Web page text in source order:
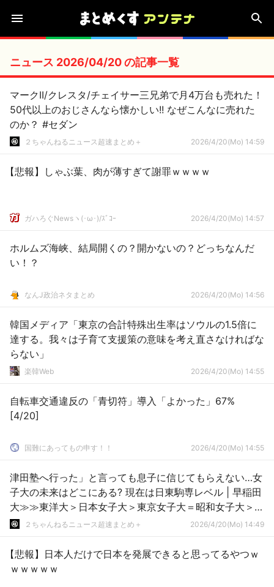
ニュース 2026/04/20 の記事一覧
マークII/クレスタ/チェイサー三兄弟で月4万台も売れた！
50代以上のおじさんなら懐かしい!! なぜこんなに売れた
のか？ #セダン
２ちゃんねるニュース超速まとめ＋ 2026/4/20(Mo) 14:59
【悲報】しゃぶ葉、肉が薄すぎて謝罪ｗｗｗｗ
ガハろぐNewsヽ(･ω･)/ｽﾞｺｰ 2026/4/20(Mo) 14:57
ホルムズ海峡、結局開くの？開かないの？どっちなんだ
い！？
なんJ政治ネタまとめ 2026/4/20(Mo) 14:56
韓国メディア「東京の合計特殊出生率はソウルの1.5倍に
達する。我々は子育て支援策の意味を考え直さなければな
らない」
楽韓Web 2026/4/20(Mo) 14:55
自転車交通違反の「青切符」導入「よかった」67%
[4/20]
国難にあってもの申す！！ 2026/4/20(Mo) 14:55
津田塾へ行った」と言っても息子に信じてもらえない…女
子大の未来はどこにある? 現在は日東駒専レベル | 早稲田
大≫≫東洋大＞日本女子大＞東京女子大＝昭和女子大＞津
田塾大２ちゃんねるニュース超速まとめ＋ 2026/4/20(Mo) 14:49
【悲報】日本人だけで日本を発展できると思ってるやつｗ
ｗｗｗｗｗ